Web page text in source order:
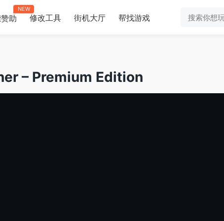
助
NEW
修改工具 街机大厅 帮找游戏
– Premium Edition